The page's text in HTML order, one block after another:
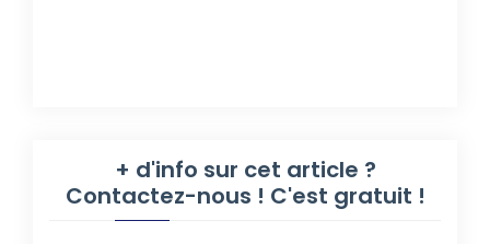
+ d'info sur cet article ?
Contactez-nous ! C'est gratuit !